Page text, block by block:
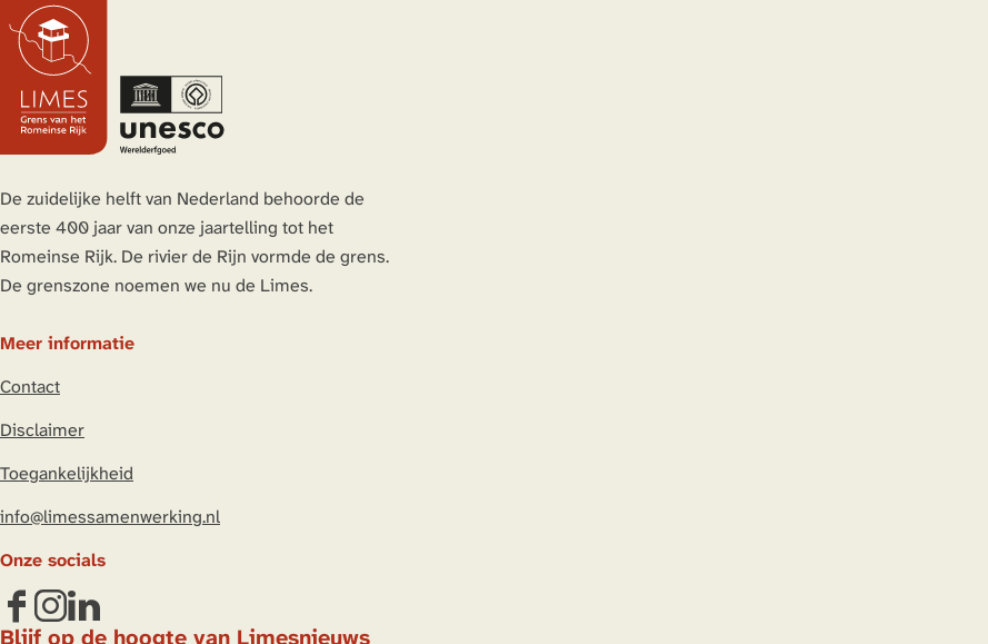
De zuidelijke helft van Nederland behoorde de
eerste 400 jaar van onze jaartelling tot het
Romeinse Rijk. De rivier de Rijn vormde de grens.
De grenszone noemen we nu de Limes.
Meer informatie
Contact
Disclaimer
Toegankelijkheid
info@limessamenwerking.nl
Onze socials
F
I
L
Blijf op de hoogte van Limesnieuws